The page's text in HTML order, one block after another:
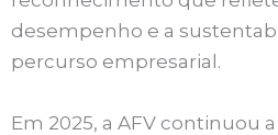
desempenho e a
percurso empresarial.
Em 2025, a AFV continuou